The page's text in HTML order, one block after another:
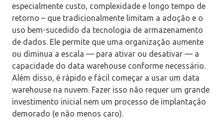
especialmente custo, complexidade e longo tempo de
retorno – que tradicionalmente limitam a adoção e o
uso bem-sucedido da tecnologia de armazenamento
de dados. Ele permite que uma organização aumente
ou diminua a escala — para ativar ou desativar — a
capacidade do data warehouse conforme necessário.
Além disso, é rápido e fácil começar a usar um data
warehouse na nuvem. Fazer isso não requer um grande
investimento inicial nem um processo de implantação
demorado (e não menos caro).